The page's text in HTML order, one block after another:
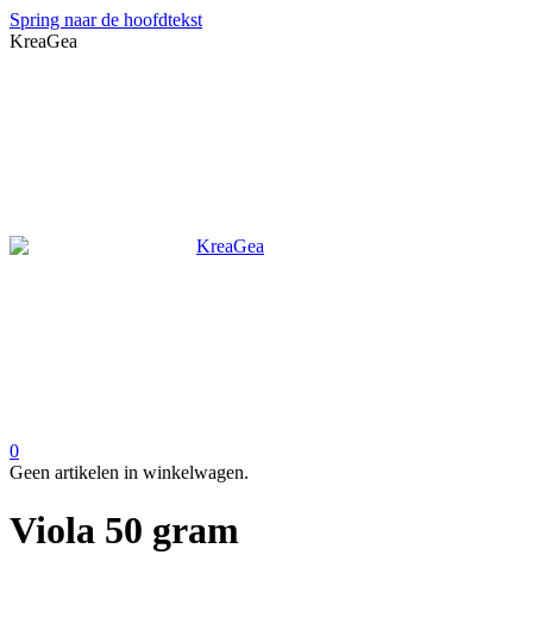
Spring naar de hoofdtekst
KreaGea
0
Geen artikelen in winkelwagen.
Viola 50 gram